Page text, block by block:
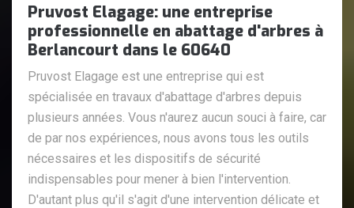
Pruvost Elagage: une entreprise
professionnelle en abattage d'arbres à
Berlancourt dans le 60640
Pruvost Elagage est une entreprise qui est
spécialisée en travaux d'abattage d'arbres depuis
plusieurs années. Vous n'aurez aucun souci à faire, car
de par nos expériences, nous avons tous les outils
nécessaires et les dispositifs de sécurité
indispensables pour mener à bien l'intervention.
D'autant plus qu'il s'agit d'une intervention délicate et